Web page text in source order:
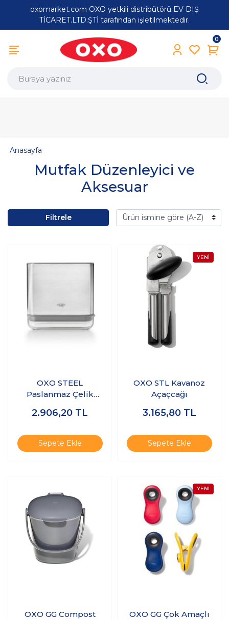
oxomarket.com OXO yetkili distribütörü EV DIŞ
TİCARET.LTD.ŞTİ tarafından işletilmektedir.
0
Mutfak Düzenleyici ve
Aksesuar
Anasayfa
Filtrele
OXO STEEL
Paslanmaz Çelik
2.906,20 TL
Sepete Ekle
OXO STL Kavanoz
Açaçcağı
3.165,80 TL
Sepete Ekle
OXO GG Compost
OXO GG Çok Amaçlı